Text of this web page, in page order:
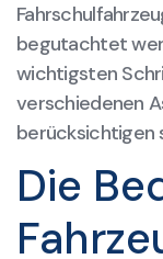
begutachtet
wichtigsten
verschiedenen
berücksichtigen
Die